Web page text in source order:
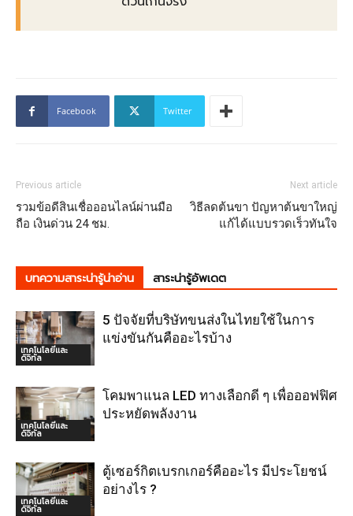
Facebook Twitter
Previous article
รวมข้อดีสินเชื่อออนไลน์ผ่านมือ
ถือ เงินด่วน 24 ชม.
Next article
วิธีลดต้นขา ปัญหาต้นขาใหญ่
แก้ได้แบบรวดเร็วทันใจ
บทความสาระน่ารู้น่าอ่าน สาระน่ารู้อัพเดต
เทคโนโลยีและ
ดิจิทัล
5 ปัจจัยที่บริษัทขนส่งในไทยใช้ในการ
แข่งขันกันคืออะไรบ้าง
เทคโนโลยีและ
ดิจิทัล
โคมพาแนล LED ทางเลือกดี ๆ เพื่อออฟฟิศ
ประหยัดพลังงาน
เทคโนโลยีและ
ดิจิทัล
ตู้เซอร์กิตเบรกเกอร์คืออะไร มีประโยชน์
อย่างไร ?